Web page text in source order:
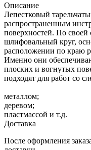
Описание
Лепестковый
распространенным
поверхностей. По
шлифовальный круг,
расположении по краю
Именно они
плоских и вогнутых
подходят для работ со
металлом;
деревом;
пластмассой и т.д.
Доставка
После оформления